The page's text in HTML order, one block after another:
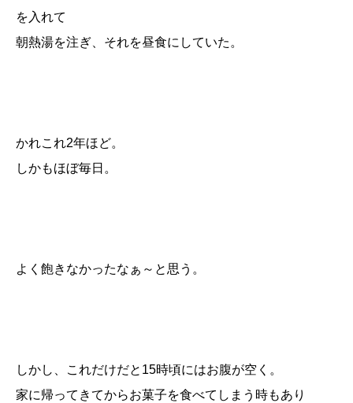
を入れて
朝熱湯を注ぎ、それを昼食にしていた。
かれこれ2年ほど。
しかもほぼ毎日。
よく飽きなかったなぁ～と思う。
しかし、これだけだと15時頃にはお腹が空く。
家に帰ってきてからお菓子を食べてしまう時もあり